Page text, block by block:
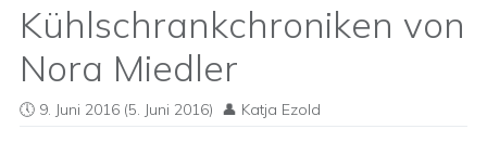
Kühlschrankchroniken von
Nora Miedler
9. Juni 2016 (5. Juni 2016) Katja Ezold